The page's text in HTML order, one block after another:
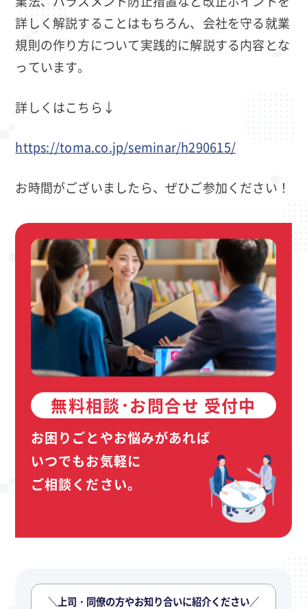
詳しく解説することはもちろん、会社を守る就業
規則の作り方について実践的に解説する内容とな
っています。
詳しくはこちら↓
https://toma.co.jp/seminar/h290615/
お時間がございましたら、ぜひご参加ください！
無料相談･お問合せ 受付中
お困りごとやお悩みがあれば
いつでもお気軽に
ご相談ください。
＼上司・同僚の方やお知り合いに紹介ください／